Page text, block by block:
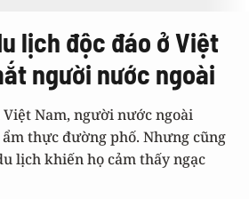
lịch độc đáo ở Việt
người nước ngoài
Nam, người nước ngoài
thực đường phố. Nhưng cũng
lịch khiến họ cảm thấy ngạc